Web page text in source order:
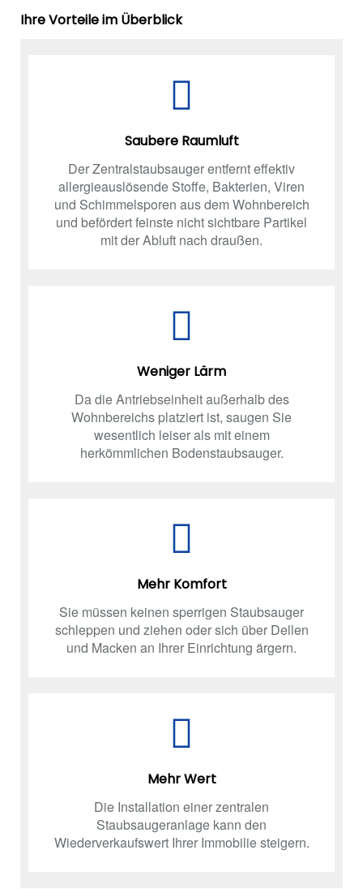
Ihre Vorteile im Überblick
Saubere Raumluft
Der Zentralstaubsauger entfernt effektiv
allergieauslösende Stoffe, Bakterien, Viren
und Schimmelsporen aus dem Wohnbereich
und befördert feinste nicht sichtbare Partikel
mit der Abluft nach draußen.
Weniger Lärm
Da die Antriebseinheit außerhalb des
Wohnbereichs platziert ist, saugen Sie
wesentlich leiser als mit einem
herkömmlichen Bodenstaubsauger.
Mehr Komfort
Sie müssen keinen sperrigen Staubsauger
schleppen und ziehen oder sich über Dellen
und Macken an Ihrer Einrichtung ärgern.
Mehr Wert
Die Installation einer zentralen
Staubsaugeranlage kann den
Wiederverkaufswert Ihrer Immobilie steigern.